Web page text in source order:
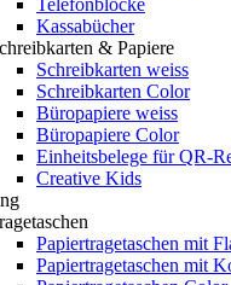
Telefonblöcke
Kassabücher
& Papiere
Schreibkarten weiss
Schreibkarten Color
Büropapiere weiss
Büropapiere Color
Einheitsbelege für QR-
Creative Kids
Papiertragetaschen mit
Papiertragetaschen mit